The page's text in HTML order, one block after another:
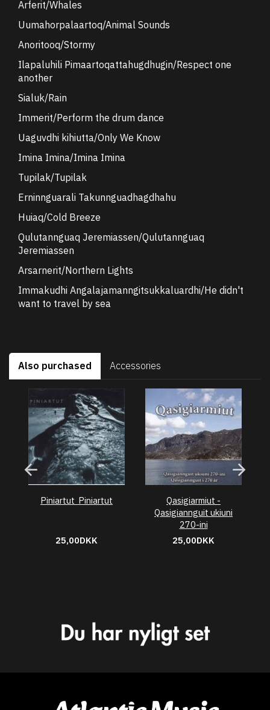
Arferit/Whales
Uumahorpalaartoq/Animal Sounds
Anoritooq/Stormy
Ilapaluhili Pimaartoqattahugdhugin/Respect one
another
Sialuk/Rain
Immerit/Perform the drum dance
Uaguvdhi kihiutta/Only We Know
Imina Imina/Imina Imina
Tupilak/Tupilak
Erninnguarali Takunnguadhagdhahu
Huiaq/Cold Breeze
Qulutannguaq Jeremiassen/Qulutannguaq
Jeremiassen
Arsarnerit/Northern Lights
Immakudhi Angalajamanngitsukkaluardhi/He didn't
want to travel by sea
Also purchased Accessories
Piniartut  Piniartut
25,00DKK
Qasigiarmiut -
Qasigiannguit ukiuni
270-ini
25,00DKK